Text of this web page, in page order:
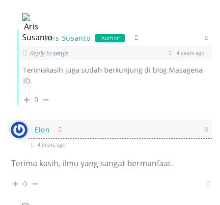
Aris Susanto Author
Reply tosenja 4 years ago
Terimakasih juga sudah berkunjung di blog Masagena
ID.
0
Elon
4 years ago
Terima kasih, ilmu yang sangat bermanfaat.
0